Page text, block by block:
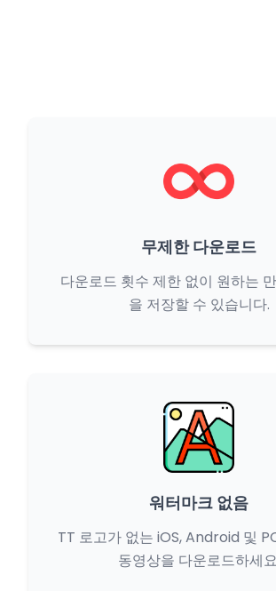
무제한 다운로드
다운로드 횟수 제한 없이 원하는
을 저장할 수 있습니다.
워터마크 없음
TT 로고가 없는 iOS, Android 및
동영상을 다운로드하세